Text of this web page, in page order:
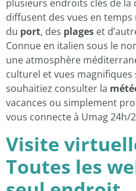
plusieurs endroits clés de la
diffusent des vues en temps
du port, des plages et
Connue en italien sous le
une atmosphère
culturel et vues magnifiques
souhaitiez consulter la
vacances ou simplement
vous connecte à Umag 24h/
Visite
Toutes les